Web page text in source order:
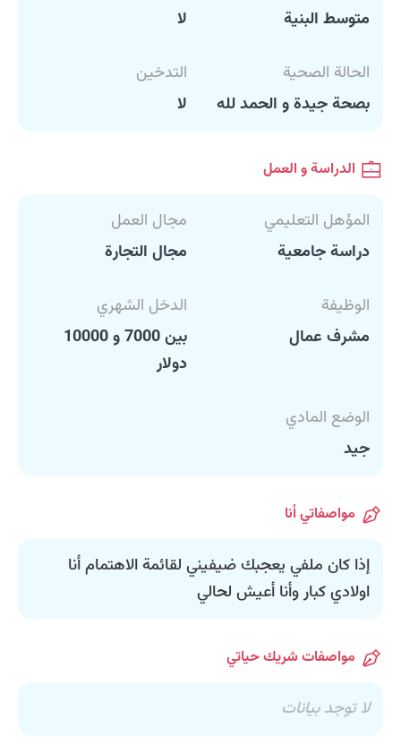
متوسط البنية
لا
الحالة الصحية
بصحة جيدة و الحمد لله
التدخين
لا
الدراسة و العمل
المؤهل التعليمي
دراسة جامعية
مجال العمل
مجال التجارة
الوظيفة
‏مشرف عمال
الدخل الشهري
بين 7000 و 10000
دولار
الوضع المادي
جيد
مواصفاتي أنا
إذا كان ملفي يعجبك ضيفيني لقائمة الاهتمام ‏أنا
اولادي كبار وأنا أعيش ‏لحالي
مواصفات شريك حياتي
لا توجد بيانات